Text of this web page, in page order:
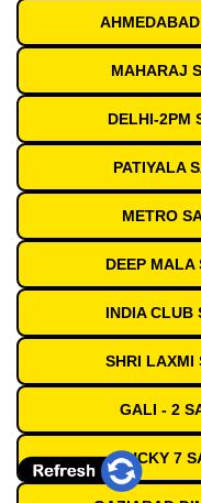
MAHARAJ
DELHI-2PM
PATIYALA
METRO
DEEP MALA
INDIA CLUB
SHRI LAXMI
GALI - 2
LUCKY 7